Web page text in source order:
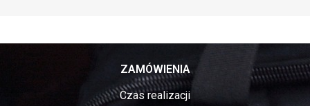
ZAMÓWIENIA
Czas realizacji